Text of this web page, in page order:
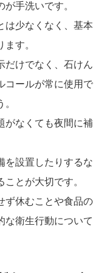
手洗いです。
は少なくなく、基本
す。
だけでなく、石けん
コールが常に使用で
がなくても夜間に補
を設置したりするな
とが大切です。
ず休むことや食品の
な衛生行動について